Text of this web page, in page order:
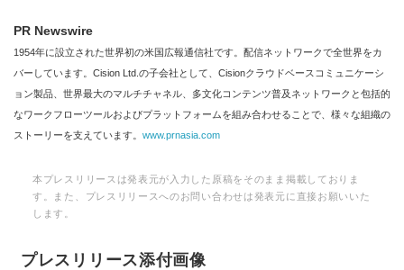
PR Newswire
1954年に設立された世界初の米国広報通信社です。配信ネットワークで全世界をカ
バーしています。Cision Ltd.の子会社として、Cisionクラウドベースコミュニケーシ
ョン製品、世界最大のマルチチャネル、多文化コンテンツ普及ネットワークと包括的
なワークフローツールおよびプラットフォームを組み合わせることで、様々な組織の
ストーリーを支えています。 www.prnasia.com
本プレスリリースは発表元が入力した原稿をそのまま掲載しておりま
す。また、プレスリリースへのお問い合わせは発表元に直接お願いいた
します。
プレスリリース添付画像